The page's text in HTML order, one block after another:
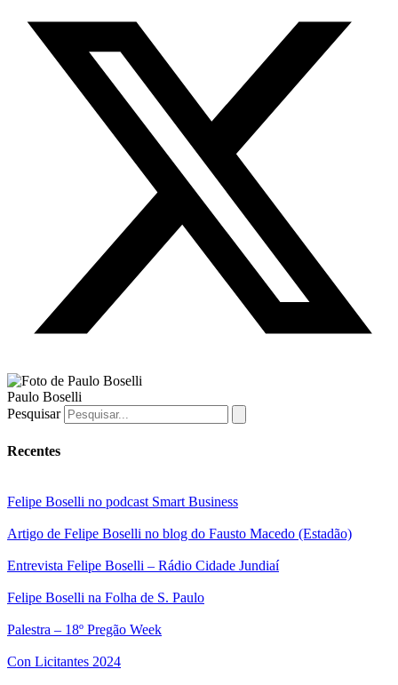
Paulo Boselli
Pesquisar
Recentes
Felipe Boselli no podcast Smart Business
Artigo de Felipe Boselli no blog do Fausto Macedo (Estadão)
Entrevista Felipe Boselli – Rádio Cidade Jundiaí
Felipe Boselli na Folha de S. Paulo
Palestra – 18º Pregão Week
Con Licitantes 2024